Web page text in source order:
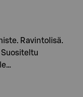
Ravintolisä.